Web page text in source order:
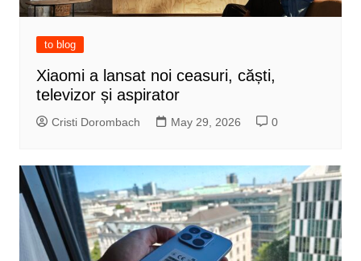
to blog
Xiaomi a lansat noi ceasuri, căști,
televizor și aspirator
Cristi Dorombach May 29, 2026 0